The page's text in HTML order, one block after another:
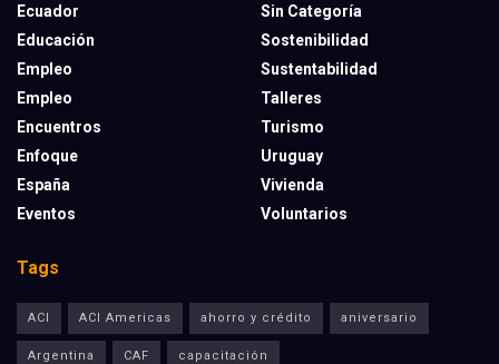
Ecuador
Educación
Empleo
Empleo
Encuentros
Enfoque
España
Eventos
Sin Categoría
Sostenibilidad
Sustentabilidad
Talleres
Turismo
Uruguay
Vivienda
Voluntarios
Tags
ACI ACI Americas ahorro y crédito aniversario
Argentina CAF capacitación